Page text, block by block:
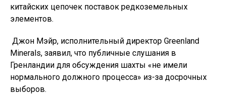
китайских цепочек поставок редкоземельных
элементов.
Джон Мэйр, исполнительный директор Greenland
Minerals, заявил, что публичные слушания в
Гренландии для обсуждения шахты «не имели
нормального должного процесса» из-за досрочных
выборов.